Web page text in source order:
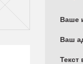
Ваше
Ваш
Текст